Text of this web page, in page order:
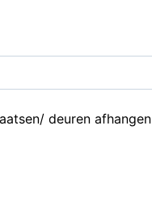
deuren afhangen